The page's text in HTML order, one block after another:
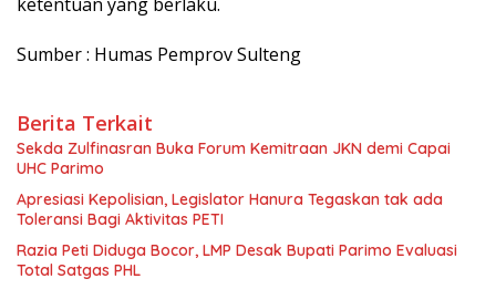
Sumber : Humas Pemprov Sulteng
Berita Terkait
Sekda Zulfinasran Buka Forum Kemitraan JKN demi Capai
UHC Parimo
Apresiasi Kepolisian, Legislator Hanura Tegaskan tak ada
Toleransi Bagi Aktivitas PETI
Razia Peti Diduga Bocor, LMP Desak Bupati Parimo Evaluasi
Total Satgas PHL